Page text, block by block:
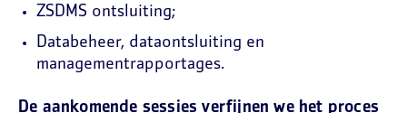
ZSDMS ontsluiting;
Databeheer, dataontsluiting en
managementrapportages.
De aankomende sessies verfijnen we het proces